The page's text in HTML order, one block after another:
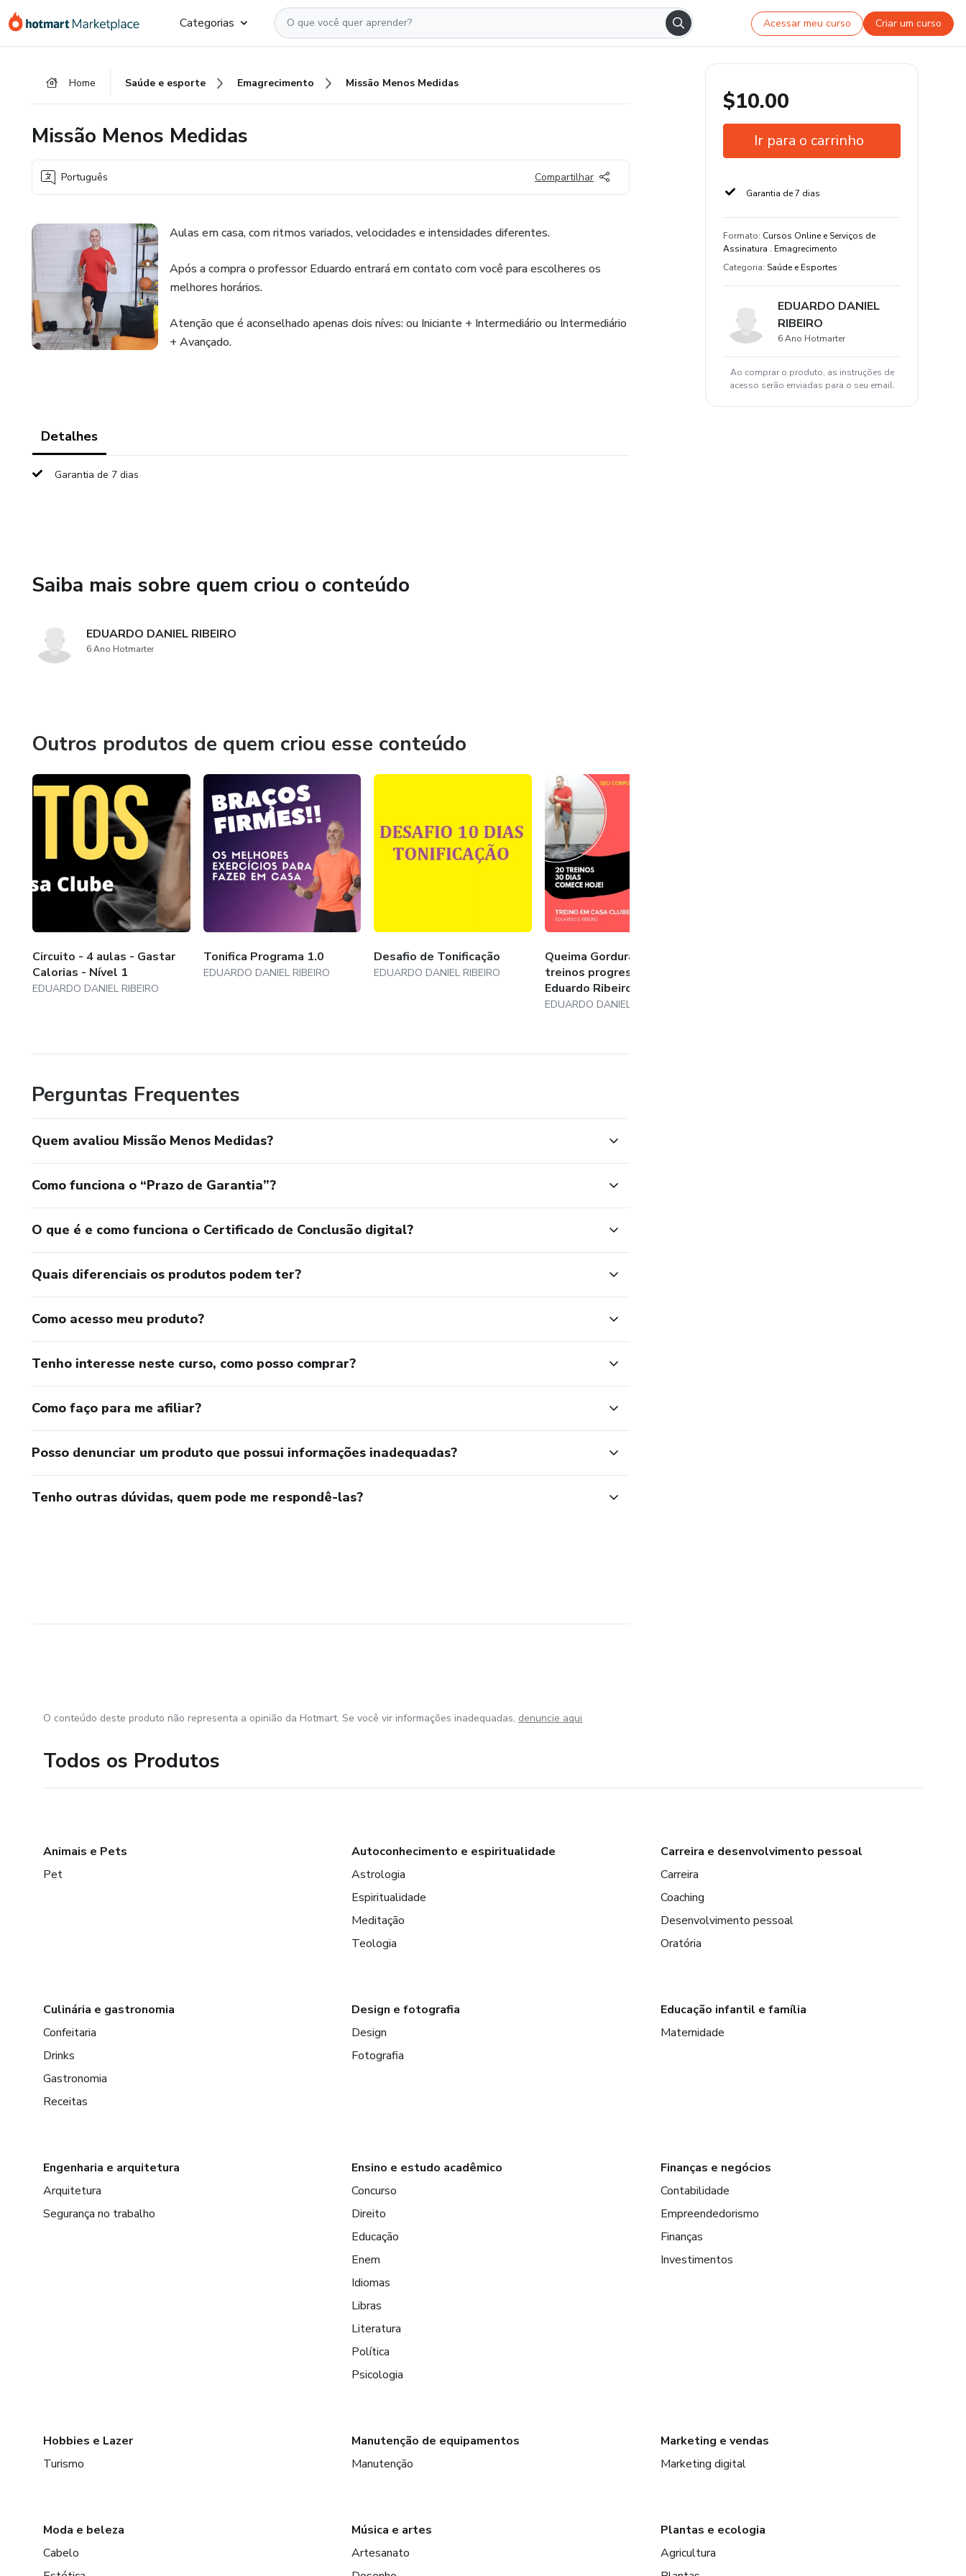
para
para
para
Categorias Acessar meu curso Criar um curso
Home Saúde e esporte Emagrecimento Missão Menos Medidas
Missão Menos Medidas
Português Compartilhar
Aulas em casa, com ritmos variados, velocidades e intensidades diferentes.
Após a compra o professor Eduardo entrará em contato com você para escolheres os
melhores horários.
Atenção que é aconselhado apenas dois níves: ou Iniciante + Intermediário ou Intermediário
+ Avançado.
Detalhes
Garantia de 7 dias
Saiba mais sobre quem criou o conteúdo
EDUARDO DANIEL RIBEIRO
6 Ano Hotmarter
Outros produtos de quem criou esse conteúdo
Circuito - 4 aulas - Gastar
Calorias - Nível 1
EDUARDO DANIEL RIBEIRO
Tonifica Programa 1.0
EDUARDO DANIEL RIBEIRO
Desafio de Tonificação
EDUARDO DANIEL RIBEIRO
Queima Gordura - 20
treinos progressivos com
Eduardo Ribeiro
EDUARDO DANIEL RIBEIRO
Perguntas Frequentes
Quem avaliou Missão Menos Medidas?
Como funciona o “Prazo de Garantia”?
O que é e como funciona o Certificado de Conclusão digital?
Quais diferenciais os produtos podem ter?
Como acesso meu produto?
Tenho interesse neste curso, como posso comprar?
Como faço para me afiliar?
Posso denunciar um produto que possui informações inadequadas?
Tenho outras dúvidas, quem pode me respondê-las?
$10.00
Ir para o carrinho
Garantia de 7 dias
Formato: Cursos Online e Serviços de
Assinatura . Emagrecimento
Categoria: Saúde e Esportes
EDUARDO DANIEL
RIBEIRO
6 Ano Hotmarter
Ao comprar o produto, as instruções de
acesso serão enviadas para o seu email.
O conteúdo deste produto não representa a opinião da Hotmart. Se você vir informações inadequadas, denuncie aqui
Todos os Produtos
Animais e Pets
Pet
Autoconhecimento e espiritualidade
Astrologia
Espiritualidade
Meditação
Teologia
Carreira e desenvolvimento pessoal
Carreira
Coaching
Desenvolvimento pessoal
Oratória
Culinária e gastronomia
Confeitaria
Drinks
Gastronomia
Receitas
Design e fotografia
Design
Fotografia
Educação infantil e família
Maternidade
Engenharia e arquitetura
Arquitetura
Segurança no trabalho
Ensino e estudo acadêmico
Concurso
Direito
Educação
Enem
Idiomas
Libras
Literatura
Política
Psicologia
Finanças e negócios
Contabilidade
Empreendedorismo
Finanças
Investimentos
Hobbies e Lazer
Turismo
Manutenção de equipamentos
Manutenção
Marketing e vendas
Marketing digital
Moda e beleza
Cabelo
Música e artes
Artesanato
Plantas e ecologia
Agricultura